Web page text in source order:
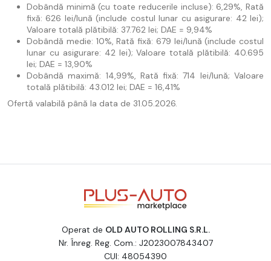
Dobândă minimă (cu toate reducerile incluse): 6,29%, Rată
fixă: 626 lei/lună (include costul lunar cu asigurare: 42 lei);
Valoare totală plătibilă: 37.762 lei; DAE = 9,94%
Dobândă medie: 10%, Rată fixă: 679 lei/lună (include costul
lunar cu asigurare: 42 lei); Valoare totală plătibilă: 40.695
lei; DAE = 13,90%
Dobândă maximă: 14,99%, Rată fixă: 714 lei/lună; Valoare
totală plătibilă: 43.012 lei; DAE = 16,41%
Ofertă valabilă până la data de 31.05.2026.
Operat de OLD AUTO ROLLING S.R.L.
Nr. Înreg. Reg. Com.: J2023007843407
CUI: 48054390